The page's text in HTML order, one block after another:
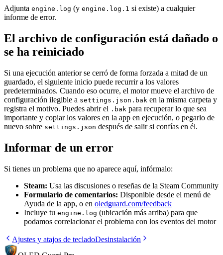
Adjunta engine.log (y engine.log.1 si existe) a cualquier
informe de error.
El archivo de configuración está dañado o
se ha reiniciado
Si una ejecución anterior se cerró de forma forzada a mitad de un
guardado, el siguiente inicio puede recurrir a los valores
predeterminados. Cuando eso ocurre, el motor mueve el archivo de
configuración ilegible a settings.json.bak en la misma carpeta y
registra el motivo. Puedes abrir el .bak para recuperar lo que sea
importante y copiar los valores en la app en ejecución, o pegarlo de
nuevo sobre settings.json después de salir si confías en él.
Informar de un error
Si tienes un problema que no aparece aquí, infórmalo:
Steam: Usa las discusiones o reseñas de la Steam Community
Formulario de comentarios: Disponible desde el menú de
Ayuda de la app, o en oledguard.com/feedback
Incluye tu engine.log (ubicación más arriba) para que
podamos correlacionar el problema con los eventos del motor
Ajustes y atajos de tecladoDesinstalación